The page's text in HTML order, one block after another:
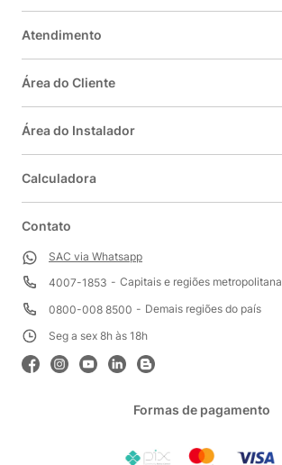
Atendimento
Área do Cliente
Área do Instalador
Calculadora
Contato
SAC via Whatsapp
4007-1853
Capitais e regiões
0800-008 8500
Demais regiões do país
Seg a sex 8h às 18h
Formas de pagamento